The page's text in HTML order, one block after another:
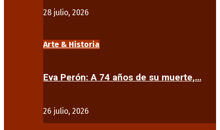
28 julio, 2026
Arte & Historia
Eva Perón: A 74 años de su muerte,…
26 julio, 2026